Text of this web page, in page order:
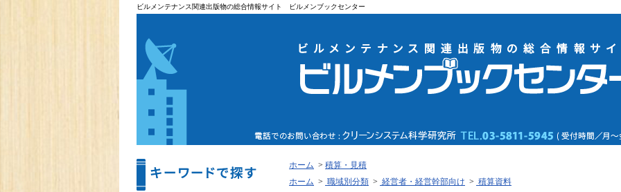
ビルメンテナンス関連出版物の総合情報サイト ビルメンブックセンター
ホーム > 積算・見積
ホーム > 職域別分類 > 経営者・経営幹部向け > 積算資料